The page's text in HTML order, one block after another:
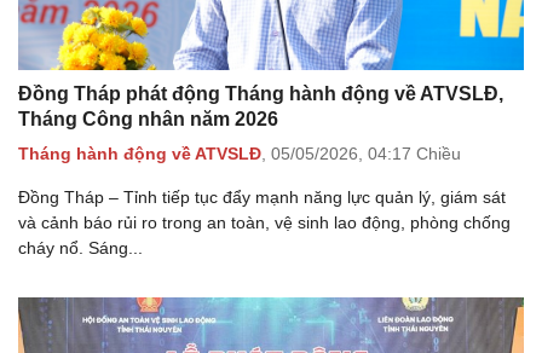
Đồng Tháp phát động Tháng hành động về ATVSLĐ,
Tháng Công nhân năm 2026
Tháng hành động về ATVSLĐ, 05/05/2026, 04:17 Chiều
Đồng Tháp – Tỉnh tiếp tục đẩy mạnh năng lực quản lý, giám sát
và cảnh báo rủi ro trong an toàn, vệ sinh lao động, phòng chống
cháy nổ. Sáng...